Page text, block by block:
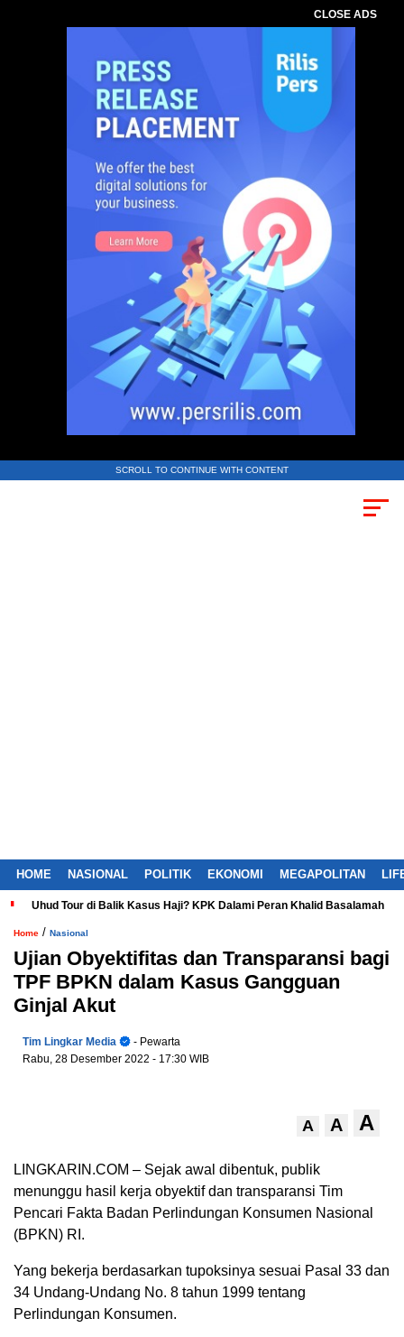
CLOSE ADS
SCROLL TO CONTINUE WITH CONTENT
HOME NASIONAL POLITIK EKONOMI MEGAPOLITAN
Uhud Tour di Balik Kasus Haji? KPK Dalami Peran Khalid Basalamah
Home / Nasional
Ujian Obyektifitas dan Transparansi bagi
TPF BPKN dalam Kasus Gangguan
Ginjal Akut
Tim Lingkar Media
- Pewarta
Rabu, 28 Desember 2022 - 17:30 WIB
A A A
LINGKARIN.COM – Sejak awal dibentuk, publik
menunggu hasil kerja obyektif dan transparansi Tim
Pencari Fakta Badan Perlindungan Konsumen Nasional
(BPKN) RI.
Yang bekerja berdasarkan tupoksinya sesuai Pasal 33 dan
34 Undang-Undang No. 8 tahun 1999 tentang
Perlindungan Konsumen.